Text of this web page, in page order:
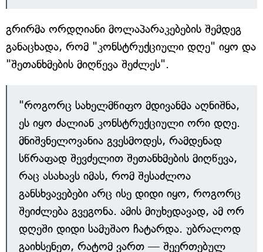
გრირმა ორდღიანი მოლაპარაკებების შემდეგ
განაცხადა, რომ "კონსტრუქციული დღე" იყო და
"შეთანხმების მიღწევა შეძლეს".
"როგორც სახელმწიფო მდივანმა აღნიშნა,
ეს იყო ძალიან კონსტრუქციული ორი დღე.
მნიშვნელოვანია გვესმოდეს, რამდენად
სწრაფად შევძელით შეთანხმების მიღწევა,
რაც ასახავს იმას, რომ შესაძლოა
განსხვავებები არც ისე დიდი იყო, როგორც
შეიძლება გვეგონა. ამის მიუხედავად, ამ ორ
დღეში დიდი სამუშაო ჩატარდა. უბრალოდ
გაიხსენეთ, რატომ ვართ — შეერთებულ